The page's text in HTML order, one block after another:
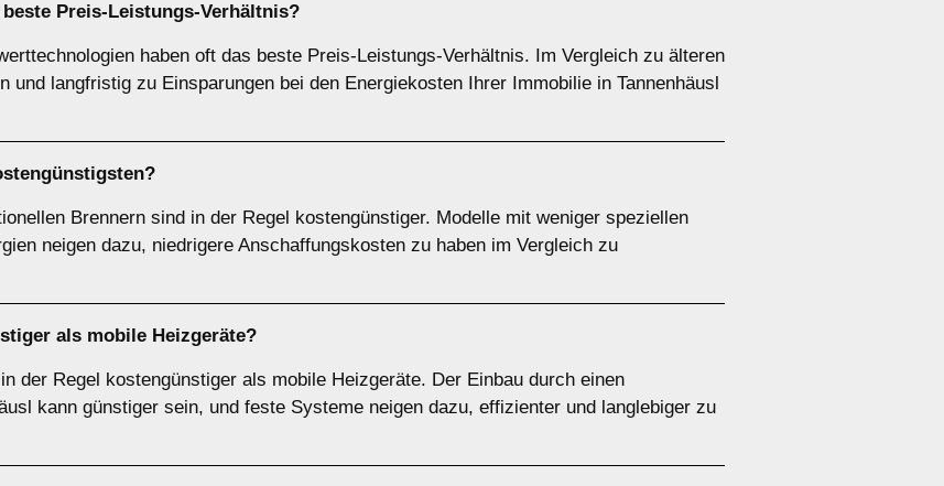
Preis-Leistungs-Verhältnis?
haben oft das beste Preis-Leistungs-Verhältnis. Im Vergleich zu älteren
und langfristig zu Einsparungen bei den Energiekosten Ihrer Immobilie in Tannenhäusl
Brennern sind in der Regel kostengünstiger. Modelle mit weniger speziellen
neigen dazu, niedrigere Anschaffungskosten zu haben im Vergleich zu
als mobile Heizgeräte?
der Regel kostengünstiger als mobile Heizgeräte. Der Einbau durch einen
kann günstiger sein, und feste Systeme neigen dazu, effizienter und langlebiger zu